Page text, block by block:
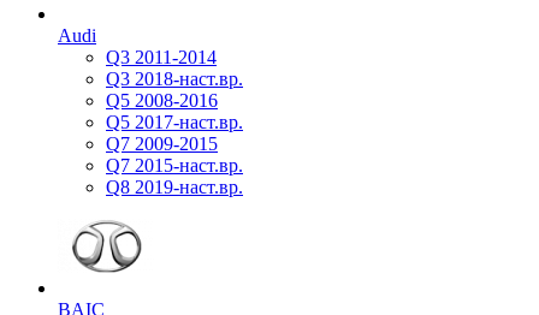
Audi
Q3 2011-2014
Q3 2018-наст.вр.
Q5 2008-2016
Q5 2017-наст.вр.
Q7 2009-2015
Q7 2015-наст.вр.
Q8 2019-наст.вр.
BAIC